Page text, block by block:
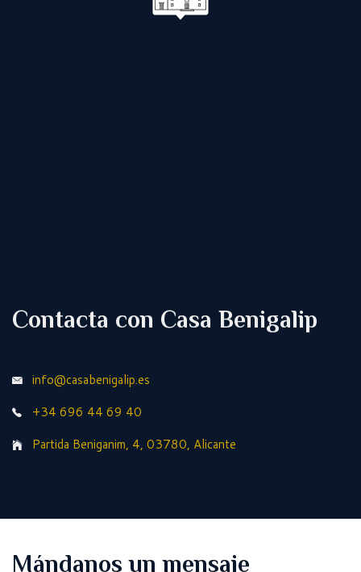
Contacta con Casa Benigalip
info@casabenigalip.es
+34 696 44 69 40
Partida Beniganim, 4, 03780, Alicante
Mándanos un mensaje